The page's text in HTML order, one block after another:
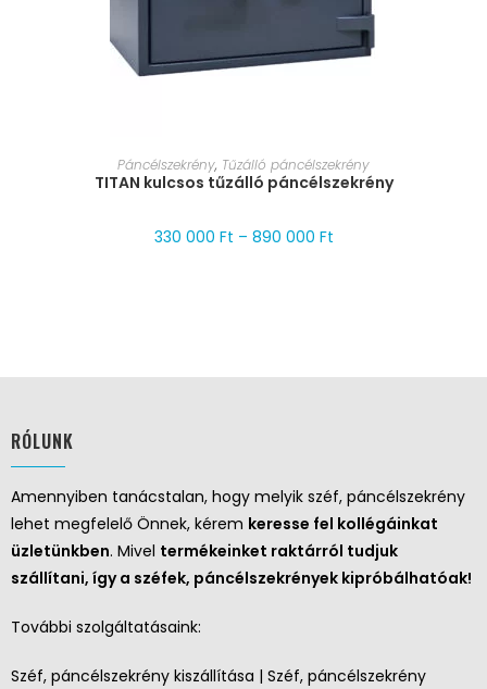
MÉRET VÁLASZTÁSA
Páncélszekrény, Tűzálló páncélszekrény
TITAN kulcsos tűzálló páncélszekrény
330 000 Ft – 890 000 Ft
RÓLUNK
Amennyiben tanácstalan, hogy melyik széf, páncélszekrény
lehet megfelelő Önnek, kérem keresse fel kollégáinkat
üzletünkben. Mivel termékeinket raktárról tudjuk
szállítani, így a széfek, páncélszekrények kipróbálhatóak!
További szolgáltatásaink:
Széf, páncélszekrény kiszállítása | Széf, páncélszekrény